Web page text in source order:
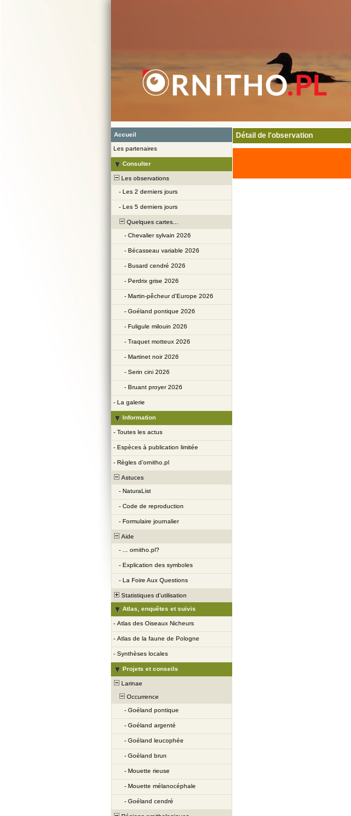
Accueil
Les partenaires
Consulter
Les observations
- Les 2 derniers jours
- Les 5 derniers jours
Quelques cartes...
- Chevalier sylvain 2026
- Bécasseau variable 2026
- Busard cendré 2026
- Perdrix grise 2026
- Martin-pêcheur d'Europe 2026
- Goéland pontique 2026
- Fuligule milouin 2026
- Traquet motteux 2026
- Martinet noir 2026
- Serin cini 2026
- Bruant proyer 2026
- La galerie
Information
- Toutes les actus
- Espèces à publication limitée
- Règles d’ornitho.pl
Astuces
- NaturaList
- Code de reproduction
- Formulaire journalier
Aide
-
... ornitho.pl?
- Explication des symboles
- La Foire Aux Questions
Statistiques d'utilisation
Atlas, enquêtes et suivis
- Atlas des Oiseaux Nicheurs
- Atlas de la faune de Pologne
- Synthèses locales
Projets et conseils
Larinae
Occurrence
- Goéland pontique
- Goéland argenté
- Goéland leucophée
- Goéland brun
- Mouette rieuse
- Mouette mélanocéphale
- Goéland cendré
Détail de l'observation